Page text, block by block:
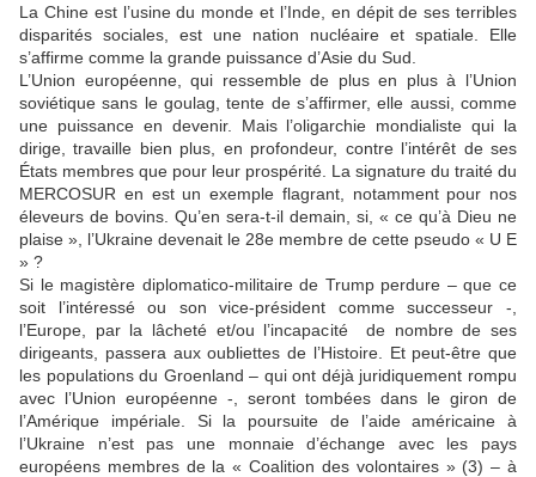
La Chine est l’usine du monde et l’Inde, en dépit de ses terribles
disparités sociales, est une nation nucléaire et spatiale. Elle
s’affirme comme la grande puissance d’Asie du Sud.
L’Union européenne, qui ressemble de plus en plus à l’Union
soviétique sans le goulag, tente de s’affirmer, elle aussi, comme
une puissance en devenir. Mais l’oligarchie mondialiste qui la
dirige, travaille bien plus, en profondeur, contre l’intérêt de ses
États membres que pour leur prospérité. La signature du traité du
MERCOSUR en est un exemple flagrant, notamment pour nos
éleveurs de bovins. Qu’en sera-t-il demain, si, « ce qu’à Dieu ne
plaise », l’Ukraine devenait le 28e membre de cette pseudo « U E
» ?
Si le magistère diplomatico-militaire de Trump perdure – que ce
soit l’intéressé ou son vice-président comme successeur -,
l’Europe, par la lâcheté et/ou l’incapacité de nombre de ses
dirigeants, passera aux oubliettes de l’Histoire. Et peut-être que
les populations du Groenland – qui ont déjà juridiquement rompu
avec l’Union européenne -, seront tombées dans le giron de
l’Amérique impériale. Si la poursuite de l’aide américaine à
l’Ukraine n’est pas une monnaie d’échange avec les pays
européens membres de la « Coalition des volontaires » (3) – à